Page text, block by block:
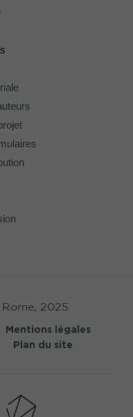
2025
Mentions légales
Plan du site